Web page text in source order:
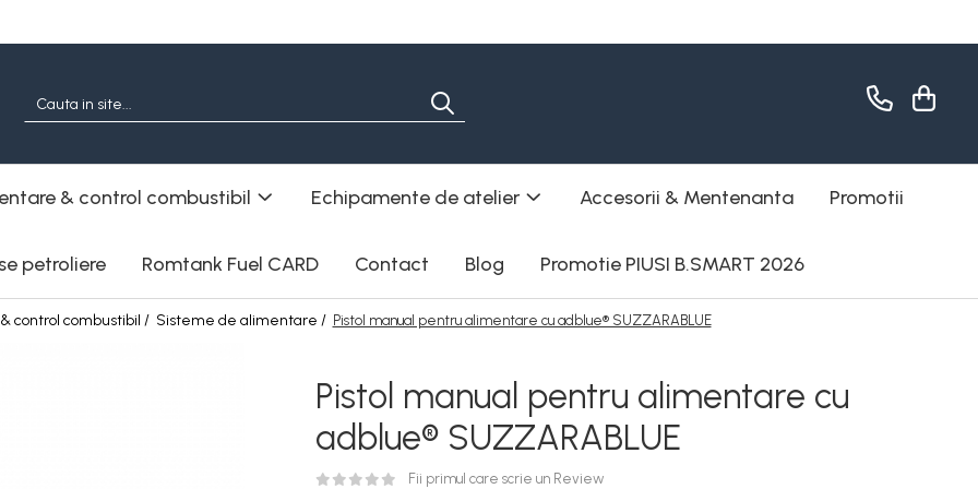
& control combustibil Echipamente de atelier Accesorii & Mentenanta Promotii
petroliere Romtank Fuel CARD Contact Blog Promotie PIUSI B.SMART 2026
control combustibil / Sisteme de alimentare / Pistol manual pentru alimentare cu adblue® SUZZARABLUE
Pistol manual pentru alimentare cu
adblue® SUZZARABLUE
Fii primul care scrie un Review